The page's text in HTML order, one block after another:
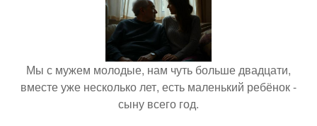
Мы с мужем молодые, нам чуть больше двадцати,
вместе уже несколько лет, есть маленький ребёнок -
сыну всего год.